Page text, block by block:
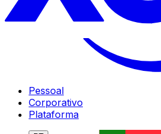
Pessoal
Corporativo
Plataforma